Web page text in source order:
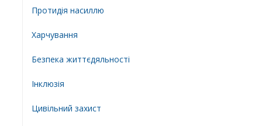
Протидія насиллю
Харчування
Безпека життєдяльності
Інклюзія
Цивільний захист